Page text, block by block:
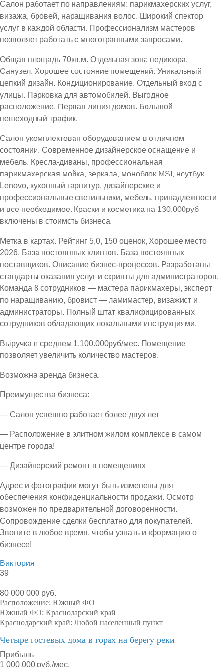
Салон работает по направлениям: парикмахерских услуг,
визажа, бровей, наращивания волос. Широкий спектор
услуг в каждой области. Профессионализм мастеров
позволяет работать с многогранными запросами.
Общая площадь 70кв.м. Отдельная зона педикюра.
Санузел. Хорошее состояние помещений. Уникальный
цепкий дизайн. Кондиционирование. Отдельный вход с
улицы. Парковка для автомобилей. Выгодное
расположение. Первая линия домов. Большой
пешеходный трафик.
Салон укомплектован оборудованием в отличном
состоянии. Современное дизайнерское оснащение и
мебель. Кресла-диваны, профессиональная
парикмахерская мойка, зеркала, моноблок MSI, ноутбук
Lenovo, кухонный гарнитур, дизайнерские и
профессиональные светильники, мебель, принадлежности
и все необходимое. Краски и косметика на 130.000руб
включены в стоимсть бизнеса.
Метка в картах. Рейтинг 5,0, 150 оценок, Хорошее место
2026. База постоянных клинтов. База постоянных
поставщиков. Описание бизнес-процессов. Разработаны
стандарты оказания услуг и скрипты для администраторов.
Команда 8 сотрудников — мастера парикмахеры, эксперт
по наращиванию, бровист — ламимастер, визажист и
администраторы. Полный штат квалифицированных
сотрудников обладающих локальными инструкциями.
Выручка в среднем 1.100.000руб/мес. Помещение
позволяет увеличить количество мастеров.
Возможна аренда бизнеса.
Преимущества бизнеса:
— Салон успешно работает более двух лет
— Расположение в элитном жилом комплексе в самом
центре города!
— Дизайнерский ремонт в помещениях
Адрес и фотографии могут быть изменены для
обеспечения конфиденциальности продажи. Осмотр
возможен по предварительной договоренности.
Сопровождение сделки бесплатно для покупателей.
Звоните в любое время, чтобы узнать информацию о
бизнесе!
Виктория
39
80 000 000 руб.
Расположение: Южный ФО
Южный ФО: Краснодарский край
Краснодарский край: Любой населенный пункт
Четыре гостевых дома в горах на берегу реки
Прибыль
1 000 000 руб./мес.